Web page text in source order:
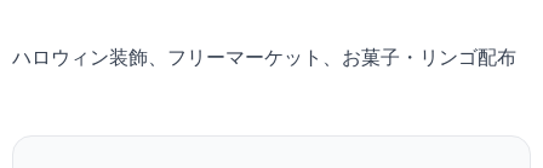
ハロウィン装飾、フリーマーケット、お菓子・リンゴ配布